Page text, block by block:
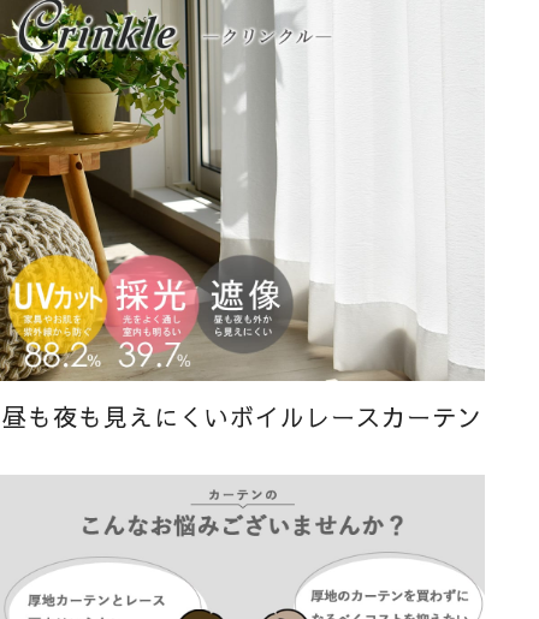
昼も夜も見えにくいボイルレースカーテン